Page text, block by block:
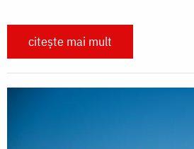
citește mai mult